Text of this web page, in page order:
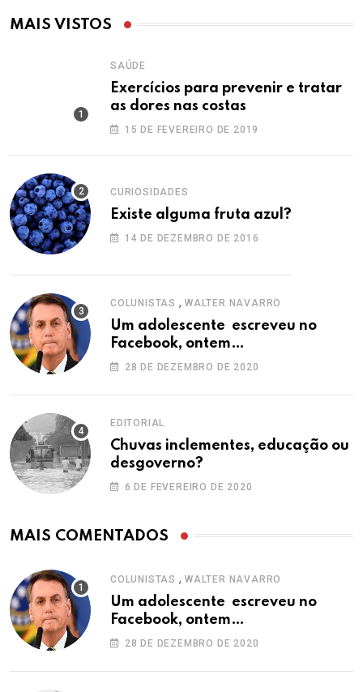
MAIS VISTOS
SAÚDE
Exercícios para prevenir e tratar
as dores nas costas
15 DE FEVEREIRO DE 2019
CURIOSIDADES
Existe alguma fruta azul?
14 DE DEZEMBRO DE 2016
COLUNISTAS , WALTER NAVARRO
Um adolescente escreveu no
Facebook, ontem…
28 DE DEZEMBRO DE 2020
EDITORIAL
Chuvas inclementes, educação ou
desgoverno?
6 DE FEVEREIRO DE 2020
MAIS COMENTADOS
COLUNISTAS , WALTER NAVARRO
Um adolescente escreveu no
Facebook, ontem…
28 DE DEZEMBRO DE 2020